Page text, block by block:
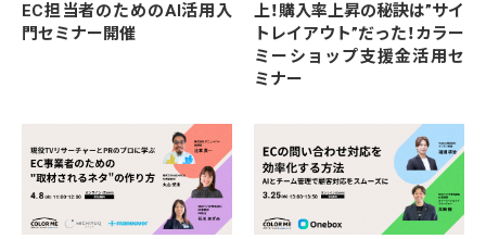
EC担当者のためのAI活用入
門セミナー開催
上！購入率上昇の秘訣は”サイ
トレイアウト”だった！カラー
ミーショップ支援金活用セ
ミナー